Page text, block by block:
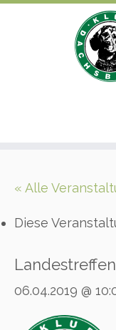
« Alle
Diese
06.04.2019 @